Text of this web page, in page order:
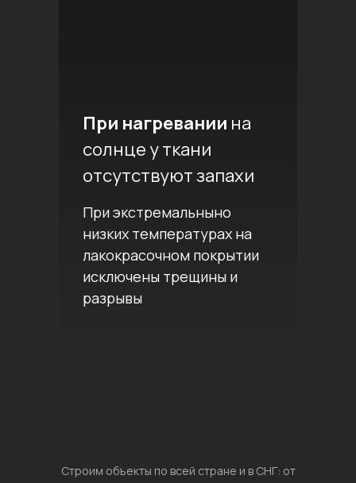
При нагревании на
солнце у ткани
отсутствуют запахи
При экстремальныно
низких температурах на
лакокрасочном покрытии
исключены трещины и
разрывы
Строим объекты по всей стране и в СНГ: от